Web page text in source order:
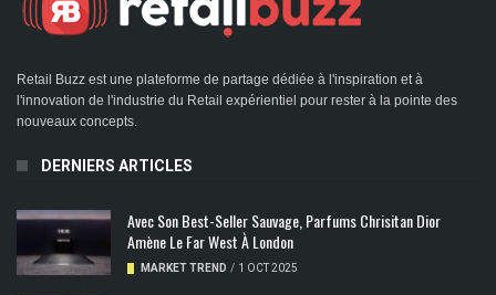
Retail Buzz est une plateforme de partage dédiée à l'inspiration et à
l'innovation de l'industrie du Retail expérientiel pour rester à la pointe des
nouveaux concepts.
DERNIERS ARTICLES
Avec Son Best-Seller Sauvage, Parfums Chrisitan Dior
Amène Le Far West À London
MARKET TREND / 1 OCT 2025